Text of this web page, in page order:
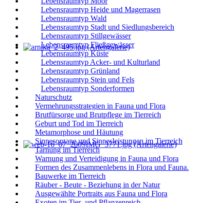
Lebensraumtyp Heide und Magerrasen
Lebensraumtyp Wald
Lebensraumtyp Stadt und Siedlungsbereich
Lebensraumtyp Stillgewässer
Lebensraumtyp Fließgewässer
Lebensraumtyp Küste
Lebensraumtyp Acker- und Kulturland
Lebensraumtyp Grünland
Lebensraumtyp Stein und Fels
Lebensraumtyp Sonderformen
Naturschutz
Vermehrungsstrategien in Fauna und Flora
Brutfürsorge und Brutpflege im Tierreich
Geburt und Tod im Tierreich
Metamorphose und Häutung
Sinnesorgane und Sinnesleistungen im Tierreich
Tarnung im Tierreich
Warnung und Verteidigung in Fauna und Flora
Formen des Zusammenlebens in Flora und Fauna.
Bauwerke im Tierreich
Räuber - Beute - Beziehung in der Natur
Ausgewählte Portraits aus Fauna und Flora